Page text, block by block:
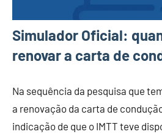
Simulador Oficial:
renovar a carta de
Na sequência da pesquisa que
a renovação da carta de
indicação de que o IMTT teve